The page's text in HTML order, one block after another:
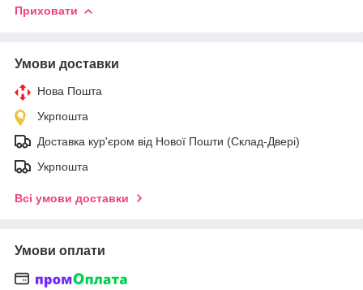
Приховати
Умови доставки
Нова Пошта
Укрпошта
Доставка кур'єром від Нової Пошти (Склад-Двері)
Укрпошта
Всі умови доставки
Умови оплати